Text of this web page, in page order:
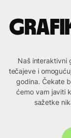
Naš interaktivni
tečajeve i
godina. Čekate
ćemo vam javiti
sažetke